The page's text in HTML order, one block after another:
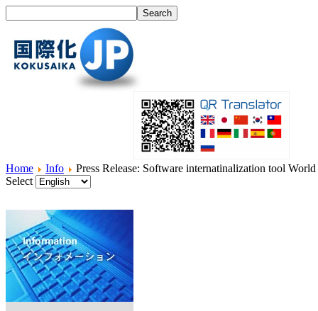
Home Info
Press Release: Software internatinalization tool
Select